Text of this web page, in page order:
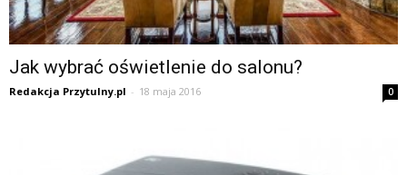
Jak wybrać oświetlenie do salonu?
Redakcja Przytulny.pl - 18 maja 2016 0